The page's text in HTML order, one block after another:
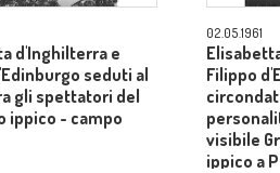
d'Inghilterra e
seduti al
gli spettatori del
ippico - campo
02.05.1961
Filippo
visibile
ippico a